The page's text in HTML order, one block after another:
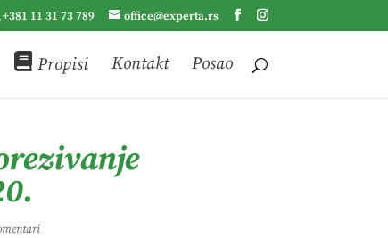
+381 11 31 73 789 office@experta.rs
Propisi Kontakt Posao